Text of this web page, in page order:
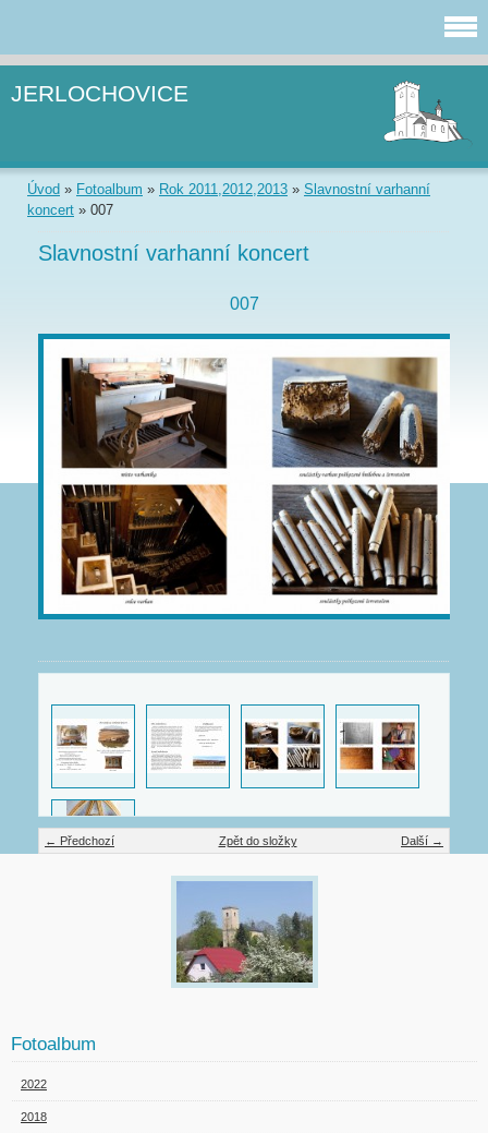
JERLOCHOVICE
Úvod » Fotoalbum » Rok 2011,2012,2013 » Slavnostní varhanní
koncert » 007
Slavnostní varhanní koncert
007
← Předchozí Další →
Zpět do složky
Fotoalbum
2022
2018